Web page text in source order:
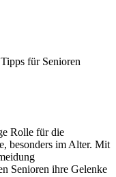
Rolle für die
besonders im Alter. Mit
Senioren ihre Gelenke